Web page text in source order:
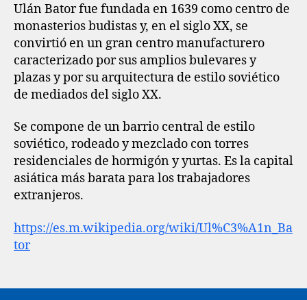
Ulán Bator fue fundada en 1639 como centro de
monasterios budistas y, en el siglo XX, se
convirtió en un gran centro manufacturero
caracterizado por sus amplios bulevares y
plazas y por su arquitectura de estilo soviético
de mediados del siglo XX.
Se compone de un barrio central de estilo
soviético, rodeado y mezclado con torres
residenciales de hormigón y yurtas. Es la capital
asiática más barata para los trabajadores
extranjeros.
https://es.m.wikipedia.org/wiki/Ul%C3%A1n_Ba
tor